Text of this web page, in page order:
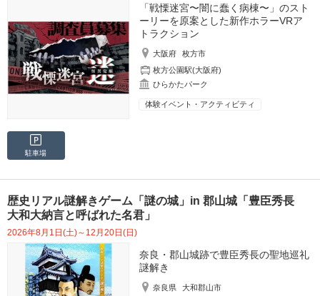
「戦慄迷宮〜闇に蠢く病棟〜」のスト
ーリーを原案とした新作ホラーVRア
トラクション
大阪府
枚方市
枚方公園駅(大阪府)
ひらかたパーク
体験イベント・アクティビティ
駐車場
歴史リアル謎解きゲーム「謎の城」in 郡山城「豊臣秀長
大和大納言と呼ばれた名君」
2026年8月1日(土)～12月20日(日)
奈良・郡山城跡で豊臣秀長の聖地巡礼
謎解き
奈良県
大和郡山市